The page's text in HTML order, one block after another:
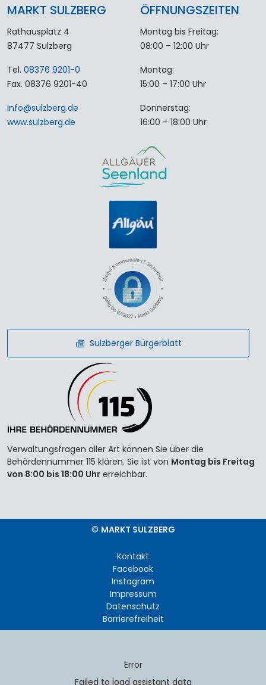
MARKT SULZBERG
Rathausplatz 4
87477 Sulzberg
Tel. 08376 9201-0
Fax. 08376 9201-40
info@sulzberg.de
www.sulzberg.de
ÖFFNUNGSZEITEN
Montag bis Freitag:
08:00 – 12:00 Uhr
Montag:
15:00 – 17:00 Uhr
Donnerstag:
16:00 – 18:00 Uhr
Sulzberger Bürgerblatt
Verwaltungsfragen aller Art können Sie über die
Behördennummer 115 klären. Sie ist von Montag bis Freitag
von 8:00 bis 18:00 Uhr erreichbar.
© MARKT SULZBERG
Kontakt
Facebook
Instagram
Impressum
Datenschutz
Barrierefreiheit
Error
Failed to load assistant data